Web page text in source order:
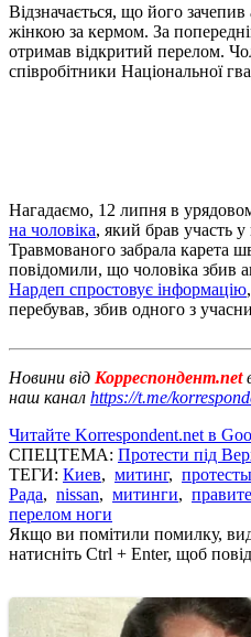
Відзначається, що його
жінкою за кермом. За
отримав відкритий перелом.
співробітники Національної
Нагадаємо, 12 липня в
на чоловіка, який брав участь у
Травмованого забрала карета
повідомили, що чоловіка збив
Нардеп спростовує інформацію
перебував, збив одного з
Новини від Корреспондент.net
наш канал https://t.me/
Читайте Korrespondent.net в
СПЕЦТЕМА: Протести під
ТЕГИ: Киев, митинг, протесты
Рада, nissan, митинги,
перелом ноги
Якщо ви помітили помилку,
натисніть Ctrl + Enter, щоб